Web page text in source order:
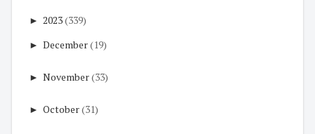
► 2023(339)
► December(19)
► November(33)
► October(31)